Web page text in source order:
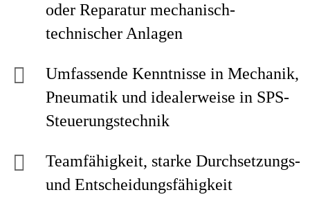
oder Reparatur mechanisch-
technischer Anlagen
Umfassende Kenntnisse in Mechanik,
Pneumatik und idealerweise in SPS-
Steuerungstechnik
Teamfähigkeit, starke Durchsetzungs-
und Entscheidungsfähigkeit